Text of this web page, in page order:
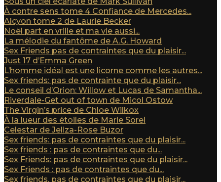
À contre sens tome 4 Confiance de Mercedes...
Alcyon tome 2 de Laurie Becker
Noël part en vrille et ma vie aussi...
La mélodie du fantôme de A.G. Howard
Sex Friends pas de contraintes que du plaisir...
Just 17 d’Emma Green
L’homme idéal est une licorne comme les autres...
Sex friends: pas de contrainte que du plaisir...
Le conseil d’Orion: Willow et Lucas de Samantha...
Riverdale-Get out of town de Micol Ostow
The Virgin’s price de Chloe Wilkox
À la lueur des étoiles de Marie Sorel
Celestar de Jeliza-Rose Buzor
Sex friends: pas de contraintes que du plaisir...
Sex friends : pas de contraintes que du...
Sex Friends: pas de contraintes que du plaisir...
Sex Friends : pas de contraintes que du...
Sex friends, pas de contraintes que du plaisir...